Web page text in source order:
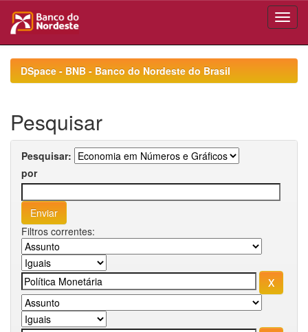
navigationDSpace - BNB - Banco do Nordeste do Brasil
Pesquisar
Pesquisar:
por
Filtros correntes: